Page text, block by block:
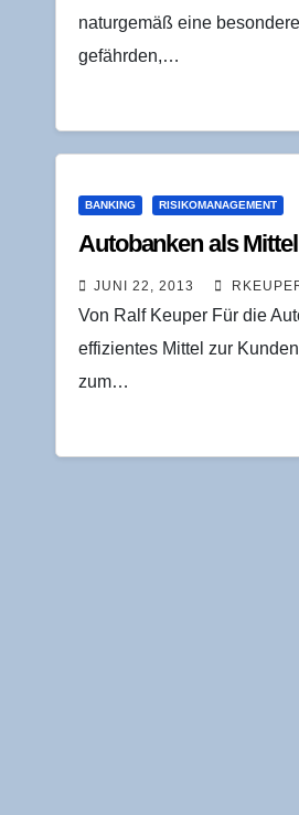
naturgemäß eine
gefährden,…
BANKING RISIKOMANAGEMENT
Auto­ban­ken als
JUNI 22, 2013
Von Ralf Keuper Für die
effizientes Mittel zur
zum…